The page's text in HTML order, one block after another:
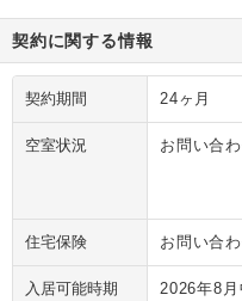
契約に関する情報
契約期間 24ヶ月
空室状況 お問い合
住宅保険 お問い合
入居可能時期 2026年8月